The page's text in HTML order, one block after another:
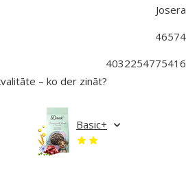
Josera
46574
4032254775416
– ko der zināt?
Basic+